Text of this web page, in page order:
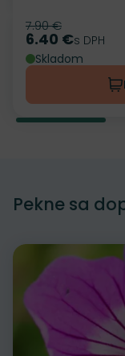
Pôvodná cena
7.90 €
Cena
6.40 €s DPH
Skladom
Pekne sa